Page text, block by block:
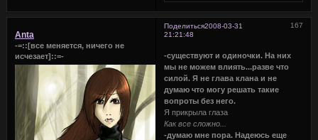
Поделиться 167
2008-03-31
21:21:48
Anta
-=::[все меняется, ничего не
исчезает]::=-
-существуют и одиночки. На них
мы не можем влиять...разве что
силой. Я не глава клана и не
думаю что могу решать такие
вопроты без него.
Я прикрыла глаза
Как все сложно...
-думаю мне пора. Надеюсь еще